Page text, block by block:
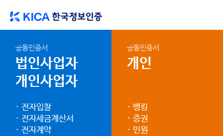
공동인증서
법인사업자
개인사업자
전자입찰
전자세금계산서
전자계약
공동인증서
개인
뱅킹
증권
민원